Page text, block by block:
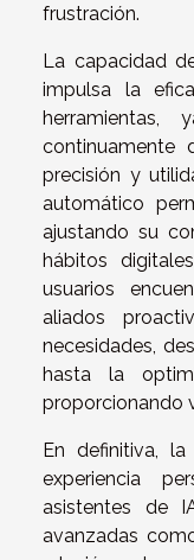
frustración.
La capacidad
impulsa la
continuamente
precisión y
automático
ajustando su
hábitos
usuarios
aliados
necesidades,
hasta la
proporcionando
En definitiva,
experiencia
asistentes de
avanzadas